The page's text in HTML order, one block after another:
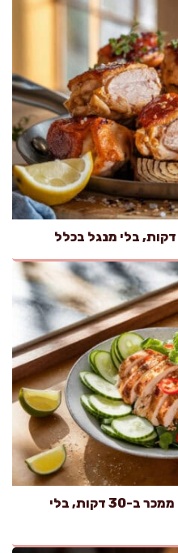
סלט מלפפונים ועוף תאילנדי ממכר ב-30 דקות, בלי